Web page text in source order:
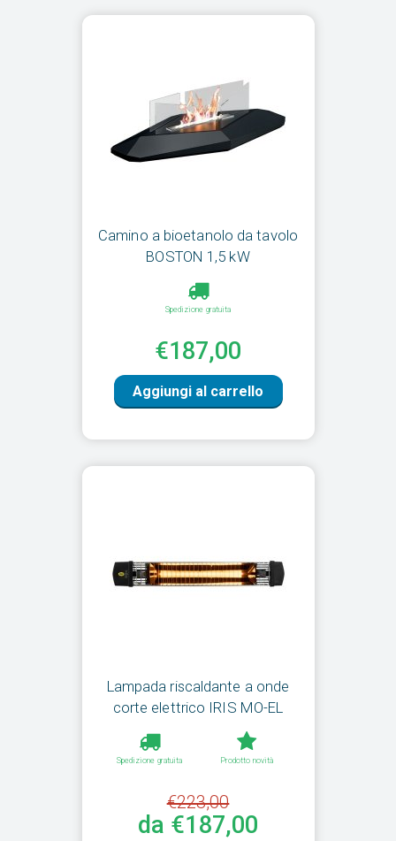
Camino a bioetanolo da tavolo
BOSTON 1,5 kW
Spedizione gratuita
€187,00
Aggiungi al carrello
Lampada riscaldante a onde
corte elettrico IRIS MO-EL
Spedizione gratuita Prodotto novità
€223,00
da €187,00